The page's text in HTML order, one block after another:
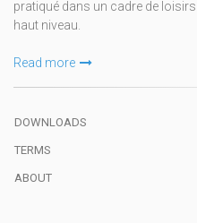
pratiqué dans un cadre de
haut niveau.
Read more
DOWNLOADS
TERMS
ABOUT